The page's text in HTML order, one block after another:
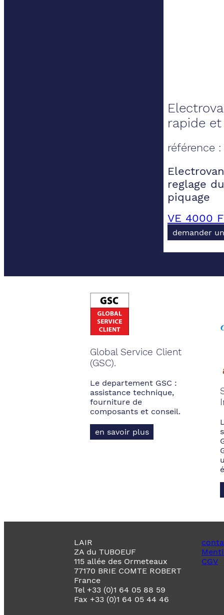
rapide
référence
reglage
piquage
VE 4000
demander
Global Service Client
(GSC).
Le departement GSC :
assistance technique,
fourniture de
composants et conseil.
en savoir plus
LAIR
ZA du TUBOEUF
115 allée des Ormeteaux
77170 BRIE COMTE ROBERT
France
Tel +33 (0)1 64 05 88 59
Fax +33 (0)1 64 05 44 46
CGV